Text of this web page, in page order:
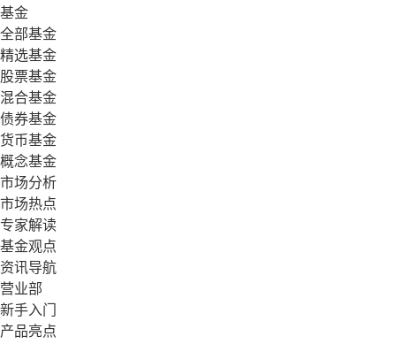
基金
全部基金
精选基金
股票基金
混合基金
债券基金
货币基金
概念基金
市场分析
市场热点
专家解读
基金观点
资讯导航
营业部
新手入门
产品亮点